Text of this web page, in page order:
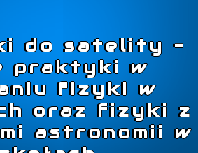
do satelity –
praktyki w
fizyki w
oraz fizyki z
astronomii w